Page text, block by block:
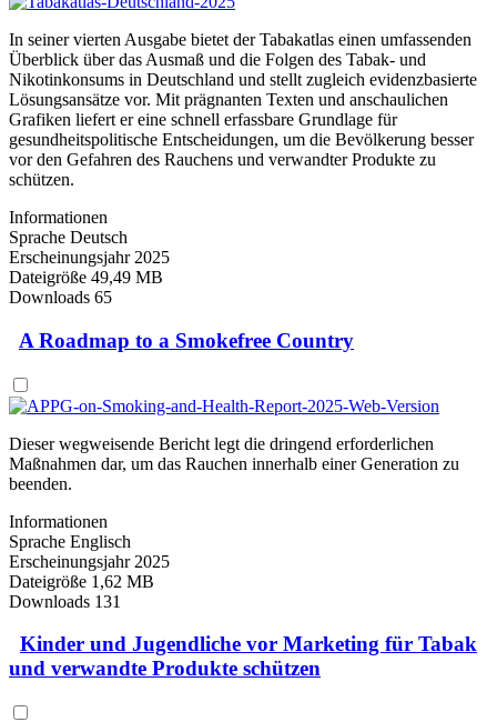
In seiner vierten Ausgabe bietet der Tabakatlas einen umfassenden
Überblick über das Ausmaß und die Folgen des Tabak- und
Nikotinkonsums in Deutschland und stellt zugleich evidenzbasierte
Lösungsansätze vor. Mit prägnanten Texten und anschaulichen
Grafiken liefert er eine schnell erfassbare Grundlage für
gesundheitspolitische Entscheidungen, um die Bevölkerung besser
vor den Gefahren des Rauchens und verwandter Produkte zu
schützen.
Informationen
Sprache Deutsch
Erscheinungsjahr 2025
Dateigröße 49,49 MB
Downloads 65
A Roadmap to a Smokefree Country
Dieser wegweisende Bericht legt die dringend erforderlichen
Maßnahmen dar, um das Rauchen innerhalb einer Generation zu
beenden.
Informationen
Sprache Englisch
Erscheinungsjahr 2025
Dateigröße 1,62 MB
Downloads 131
Kinder und Jugendliche vor Marketing für Tabak
und verwandte Produkte schützen